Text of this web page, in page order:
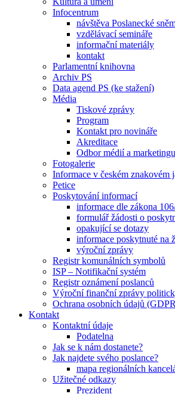
Infocentrum
návštěva Poslanecké
vzdělávací semináře
informační materiály
kontakt
Parlamentní knihovna
Archiv PS
Data agend PS (ke stažení)
Média
Tiskové zprávy
Program
Kontakt pro novináře
Akreditace
Odbor médií a marketingu
Fotogalerie
Informace v českém znakovém
Petice
Poskytování informací
informace dle zákona
formulář žádosti o
opakující se dotazy
informace poskytnuté na
výroční zprávy
Registr komunálních symbolů
ISP – Notifikační systém
Registr oznámení poslanců
Výroční finanční zprávy
Ochrana osobních údajů
Kontakt
Kontaktní údaje
Podatelna
Jak se k nám dostanete?
Jak najdete svého poslance?
mapa regionálních
Užitečné odkazy
Prezident